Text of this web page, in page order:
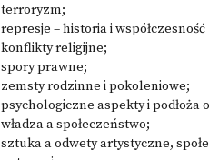
terroryzm;
represje – historia i współczesność
konflikty religijne;
spory prawne;
zemsty rodzinne i pokoleniowe;
psychologiczne aspekty i podłoża
władza a społeczeństwo;
sztuka a odwety artystyczne,